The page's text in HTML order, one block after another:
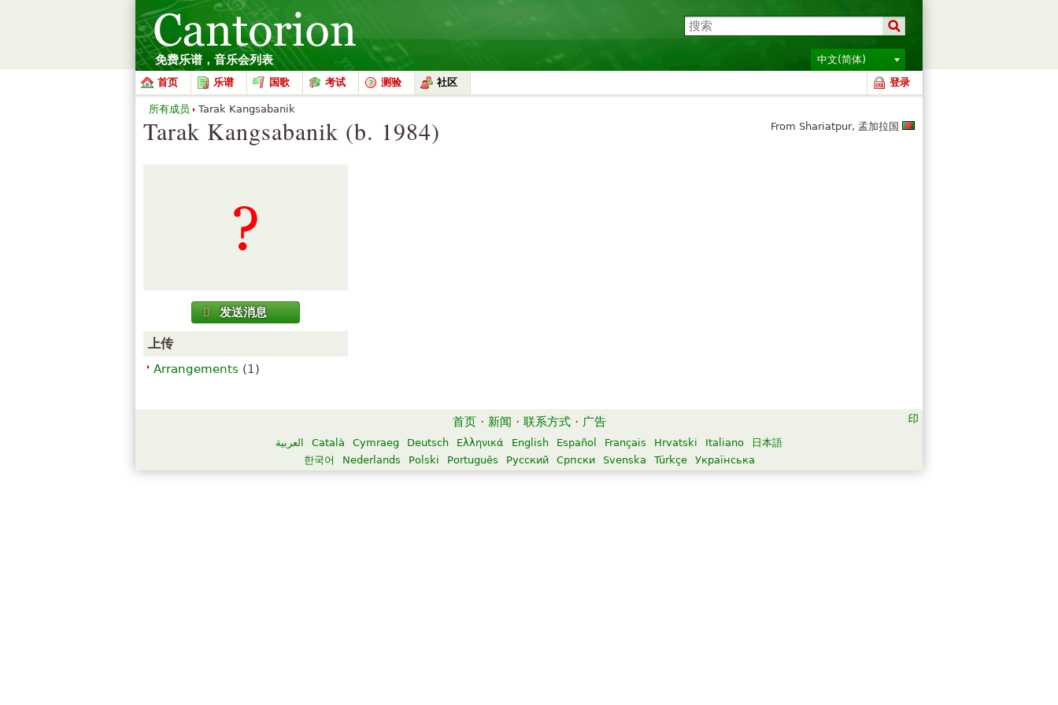
免费乐谱，音乐会列表
中文(简体)
首页
乐谱 国歌 考试 测验 社区 登录
From Shariatpur, 孟加拉国
Tarak Kangsabanik (b. 1984)
发送消息
上传
Arrangements (1)
所有成员 Tarak Kangsabanik
首页 · 新闻 · 联系方式 · 广告
العربية Català Cymraeg Deutsch Ελληνικά English Español Français Hrvatski Italiano
日本語
한국어
Nederlands Polski Português Русский Српски Svenska Türkçe Українська